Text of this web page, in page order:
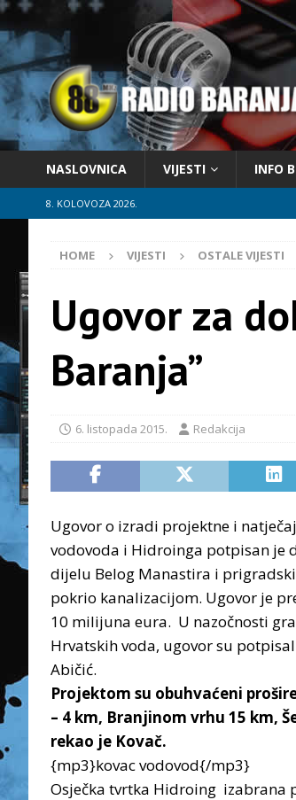
NASLOVNICA VIJESTI INFO
8. KOLOVOZA 2026.
HOME VIJESTI OSTALE VIJESTI
Ugovor za
Baranja”
6. listopada 2015. Redakcija
Ugovor o izradi projektne i
vodovoda i Hidroinga potpisan je
dijelu Belog Manastira i
pokrio kanalizacijom. Ugovor je
10 milijuna eura. U nazočnosti
Hrvatskih voda, ugovor su
Abičić.
Projektom su obuhvaćeni
– 4 km, Branjinom vrhu 15 km,
rekao je Kovač.
{mp3}kovac vodovod{/mp3}
Osječka tvrtka Hidroing izabrana